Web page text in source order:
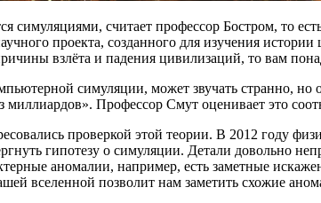
симуляциями, считает профессор Бостром, то
проекта, созданного для изучения
взлёта и падения цивилизаций, то вам
симуляции, может звучать странно,
миллиардов». Профессор Смут оценивает это
проверкой этой теории. В 2012 году
гипотезу о симуляции. Детали довольно
аномалии, например, есть заметные
вселенной позволит нам заметить схожие